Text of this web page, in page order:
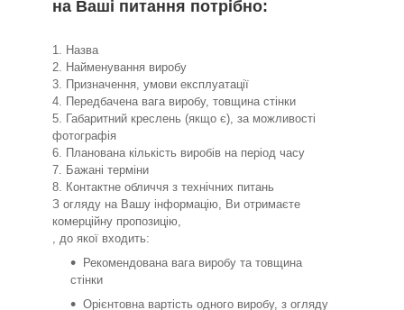
на Ваші питання потрібно:
1. Назва
2. Найменування виробу
3. Призначення, умови експлуатації
4. Передбачена вага виробу, товщина стінки
5. Габаритний креслень (якщо є), за можливості
фотографія
6. Планована кількість виробів на період часу
7. Бажані терміни
8. Контактне обличчя з технічних питань
З огляду на Вашу інформацію, Ви отримаєте
комерційну пропозицію,
, до якої входить:
Рекомендована вага виробу та товщина
стінки
Орієнтовна вартість одного виробу, з огляду